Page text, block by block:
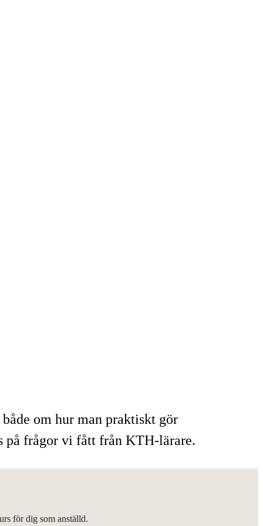
om hur man praktiskt gör
på frågor vi fått från KTH-lärare.
för dig som anställd.